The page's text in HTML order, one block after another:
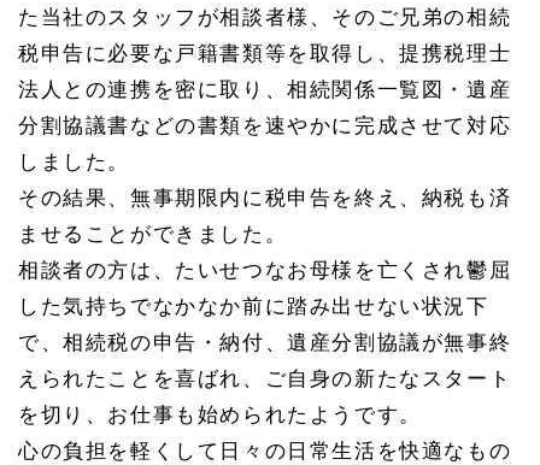
での
ご相
談は
名駅
オフ
ィス
4
相続
の不
安・
の相
談は
名古
屋相
談所
へ
た当社のスタッフが相談者様、そのご兄弟の相続
税申告に必要な戸籍書類等を取得し、提携税理士
法人との連携を密に取り、相続関係一覧図・遺産
分割協議書などの書類を速やかに完成させて対応
しました。
その結果、無事期限内に税申告を終え、納税も済
ませることができました。
相談者の方は、たいせつなお母様を亡くされ鬱屈
した気持ちでなかなか前に踏み出せない状況下
で、相続税の申告・納付、遺産分割協議が無事終
えられたことを喜ばれ、ご自身の新たなスタート
を切り、お仕事も始められたようです。
心の負担を軽くして日々の日常生活を快適なもの